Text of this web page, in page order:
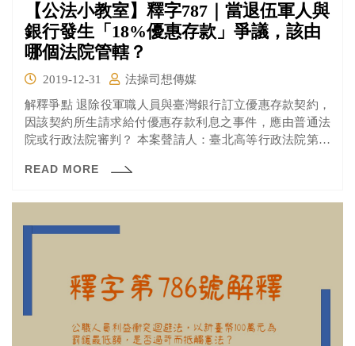
【公法小教室】釋字787｜當退伍軍人與
銀行發生「18%優惠存款」爭議，該由
哪個法院管轄？
2019-12-31
法操司想傳媒
解釋爭點 退除役軍職人員與臺灣銀行訂立優惠存款契約，
因該契約所生請求給付優惠存款利息之事件，應由普通法
院或行政法院審判？ 本案聲請人：臺北高等行政法院第六
事件的原告（宜蘭地院106訴476民事裁定）及其配偶的
8月30日發現，並於同年9月2日辦理續存。導致他們喪失了
READ MORE